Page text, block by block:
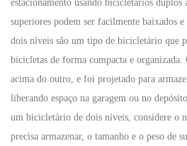
estacionamento usando bicicletários duplos
superiores podem ser facilmente baixados e
dois níveis são um tipo de bicicletário que
bicicletas de forma compacta e
acima do outro, e foi projetado para
liberando espaço na garagem ou no
um bicicletário de dois níveis, considere o
precisa armazenar, o tamanho e o peso de